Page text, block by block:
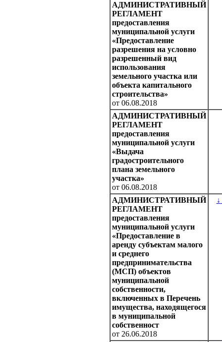
АДМИНИСТРАТИВНЫЙ
РЕГЛАМЕНТ
предоставления
муниципальной услуги
«Предоставление
разрешения на условно
разрешенный вид
использования
земельного участка или
объекта капитального
строительства»
от 06.08.2018
АДМИНИСТРАТИВНЫЙ
РЕГЛАМЕНТ
предоставления
муниципальной услуги
«Выдача
градостроительного
плана земельного
участка»
от 06.08.2018
АДМИНИСТРАТИВНЫЙ
РЕГЛАМЕНТ
предоставления
муниципальной услуги
«Предоставление в
аренду субъектам малого
и среднего
предпринимательства
(МСП) объектов
муниципальной
собственности,
включенных в Перечень
имущества, находящегося
в муниципальной
собственност
от 26.06.2018
↓